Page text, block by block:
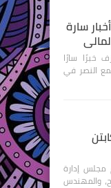
سارة
خبرًا سارًا
العام المالي 2023 -2024. ويطمع النصر في
مجلس إدارة
والمهندس